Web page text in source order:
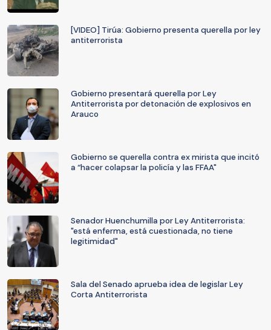
[VIDEO] Tirúa: Gobierno presenta querella por ley
antiterrorista
Gobierno presentará querella por Ley
Antiterrorista por detonación de explosivos en
Arauco
Gobierno se querella contra ex mirista que incitó
a “hacer colapsar la policía y las FFAA"
Senador Huenchumilla por Ley Antiterrorista:
"está enferma, está cuestionada, no tiene
legitimidad"
Sala del Senado aprueba idea de legislar Ley
Corta Antiterrorista